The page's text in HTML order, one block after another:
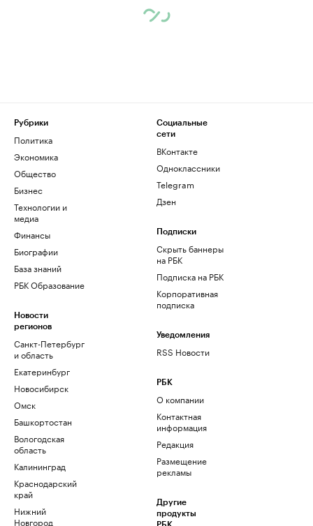
Рубрики
Политика
Экономика
Общество
Бизнес
Технологии и
медиа
Финансы
Биографии
База знаний
РБК Образование
Новости
регионов
Санкт-Петербург
и область
Екатеринбург
Новосибирск
Омск
Башкортостан
Вологодская
область
Калининград
Краснодарский
край
Нижний
Новгород
Социальные
сети
ВКонтакте
Одноклассники
Telegram
Дзен
Подписки
Скрыть баннеры
на РБК
Подписка на РБК
Корпоративная
подписка
Уведомления
RSS Новости
РБК
О компании
Контактная
информация
Редакция
Размещение
рекламы
Другие
продукты